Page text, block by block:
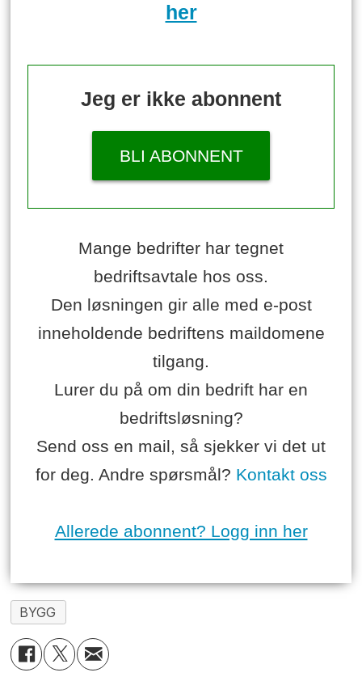
her
Jeg er ikke abonnent
BLI ABONNENT
Mange bedrifter har tegnet
bedriftsavtale hos oss.
Den løsningen gir alle med e-post
inneholdende bedriftens maildomene
tilgang.
Lurer du på om din bedrift har en
bedriftsløsning?
Send oss en mail, så sjekker vi det ut
for deg. Andre spørsmål? Kontakt oss
Allerede abonnent? Logg inn her
BYGG